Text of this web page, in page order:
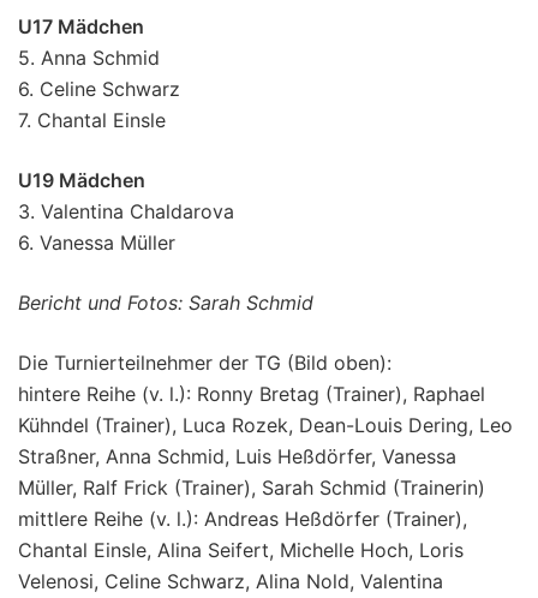
U17 Mädchen
5. Anna Schmid
6. Celine Schwarz
7. Chantal Einsle
U19 Mädchen
3. Valentina Chaldarova
6. Vanessa Müller
Bericht und Fotos: Sarah Schmid
Die Turnierteilnehmer der TG (Bild oben):
hintere Reihe (v. l.): Ronny Bretag (Trainer), Raphael
Kühndel (Trainer), Luca Rozek, Dean-Louis Dering, Leo
Straßner, Anna Schmid, Luis Heßdörfer, Vanessa
Müller, Ralf Frick (Trainer), Sarah Schmid (Trainerin)
mittlere Reihe (v. l.): Andreas Heßdörfer (Trainer),
Chantal Einsle, Alina Seifert, Michelle Hoch, Loris
Velenosi, Celine Schwarz, Alina Nold, Valentina